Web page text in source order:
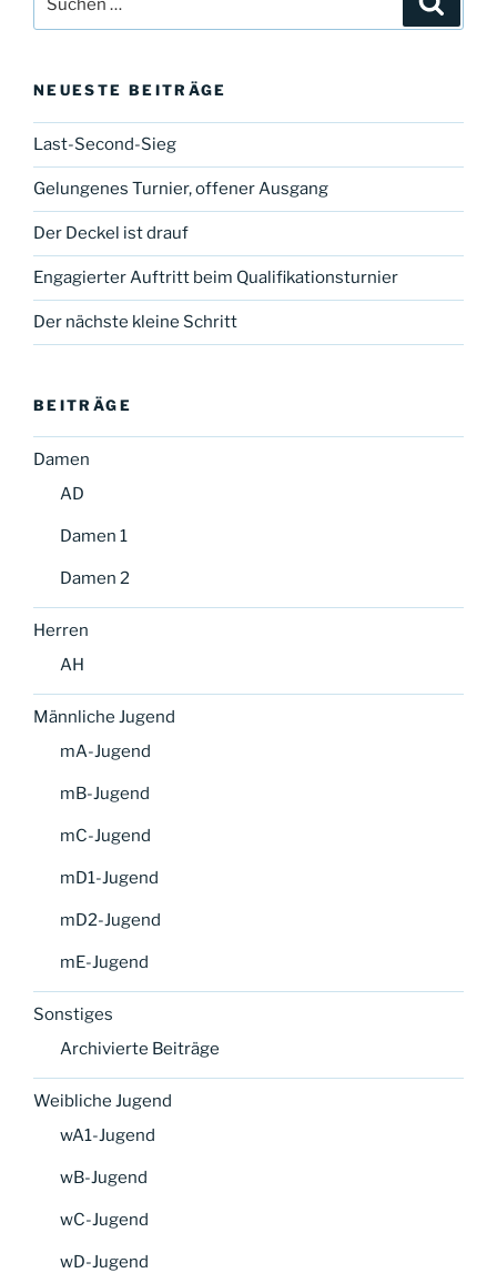
nach:
NEUESTE BEITRÄGE
Last-Second-Sieg
Gelungenes Turnier, offener Ausgang
Der Deckel ist drauf
Engagierter Auftritt beim Qualifikationsturnier
Der nächste kleine Schritt
BEITRÄGE
Damen
AD
Damen 1
Damen 2
Herren
AH
Männliche Jugend
mA-Jugend
mB-Jugend
mC-Jugend
mD1-Jugend
mD2-Jugend
mE-Jugend
Sonstiges
Archivierte Beiträge
Weibliche Jugend
wA1-Jugend
wB-Jugend
wC-Jugend
wD-Jugend